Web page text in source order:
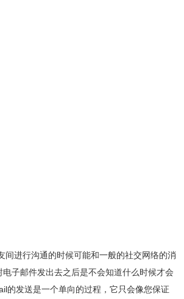
间进行沟通的时候可能和一般的社交网络的消
子邮件发出去之后是不会知道什么时候才会
的发送是一个单向的过程，它只会像您保证